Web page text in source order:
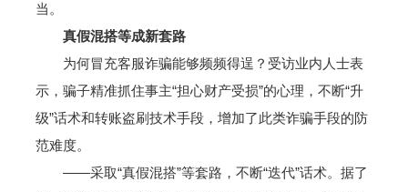
当。
真假混搭等成新套路
为何冒充客服诈骗能够频频得逞？受访业内人士表
示，骗子精准抓住事主“担心财产受损”的心理，不断“升
级”话术和转账盗刷技术手段，增加了此类诈骗手段的防
范难度。
——采取“真假混搭”等套路，不断“迭代”话术。据了